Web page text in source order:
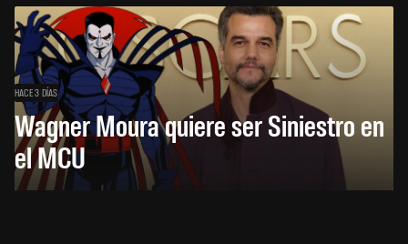
HACE 3 DÍAS
Wagner Moura quiere ser Siniestro en
el MCU